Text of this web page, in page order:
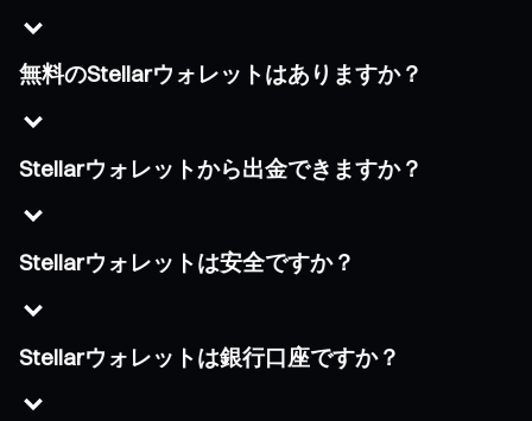
無料のStellarウォレットはありますか？
Stellarウォレットから出金できますか？
Stellarウォレットは安全ですか？
Stellarウォレットは銀行口座ですか？